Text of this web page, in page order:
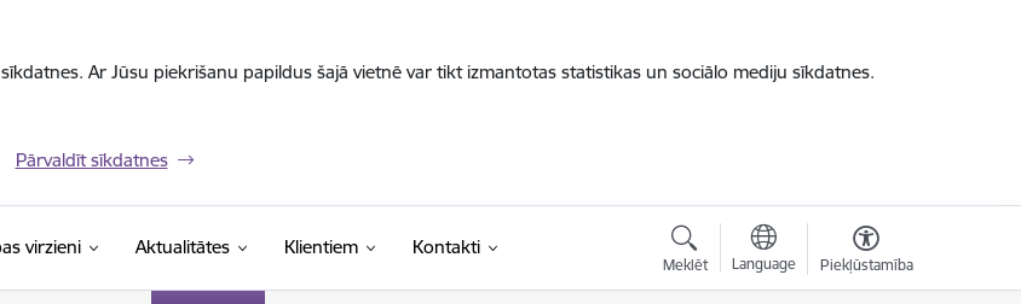
Ar Jūsu piekrišanu papildus šajā vietnē var tikt izmantotas statistikas un sociālo mediju sīkdatnes.
Pārvaldīt sīkdatnes
virzieni Aktualitātes Klientiem Kontakti
Meklēt Language Piekļūstamība